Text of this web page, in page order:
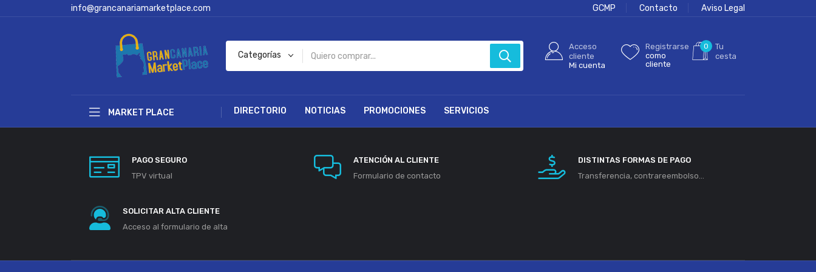
info@grancanariamarketplace.com GCMP Contacto Aviso Legal
Categorías
Acceso
cliente
Mi cuenta
Registrarse
como
cliente
0
Tu
cesta
MARKET PLACE DIRECTORIO NOTICIAS PROMOCIONES SERVICIOS
PAGO SEGURO
TPV virtual
ATENCIÓN AL CLIENTE
Formulario de contacto
DISTINTAS FORMAS DE PAGO
Transferencia, contrareembolso...
SOLICITAR ALTA CLIENTE
Acceso al formulario de alta